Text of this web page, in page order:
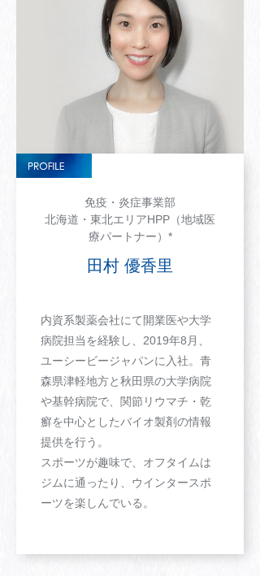
免疫・炎症事業部
北海道・東北エリアHPP（地域医
療パートナー）*
田村 優香里
内資系製薬会社にて開業医や大学
病院担当を経験し、2019年8月、
ユーシービージャパンに入社。青
森県津軽地方と秋田県の大学病院
や基幹病院で、関節リウマチ・乾
癬を中心としたバイオ製剤の情報
提供を行う。
スポーツが趣味で、オフタイムは
ジムに通ったり、ウインタースポ
ーツを楽しんでいる。